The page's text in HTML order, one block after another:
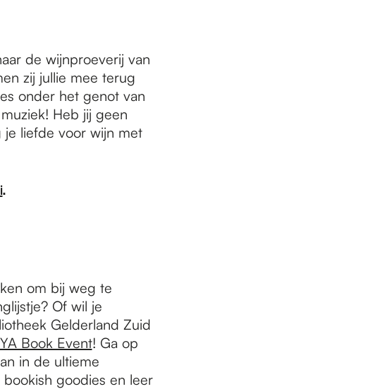
de wijnproeverij van
zij jullie mee terug
onder het genot van
Heb jij geen
liefde voor wijn met
.
om bij weg te
Of wil je
Gelderland Zuid
YA Book Event! Ga op
in de ultieme
goodies en leer